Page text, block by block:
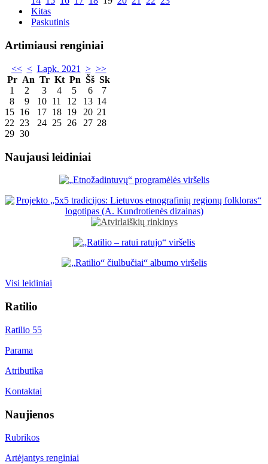
Kitas
Paskutinis
Artimiausi renginiai
<< < Lapk. 2021 > >>
Pr An Tr Kt Pn Šš Sk
1
2 3 4 5 6
7
8
9 10 11 12 13 14
15 16 17 18 19 20 21
22
23 24 25 26 27 28
29 30
Naujausi leidiniai
Visi leidiniai
Ratilio
Ratilio 55
Parama
Atributika
Kontaktai
Naujienos
Rubrikos
Artėjantys renginiai